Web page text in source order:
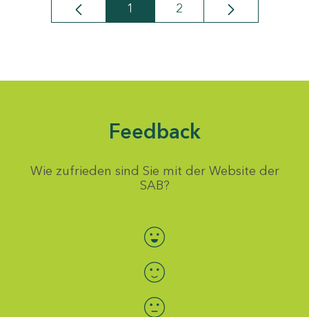
Seite
1 Seite
2
Feedback
Wie zufrieden sind Sie mit der Website der
SAB?
Bewertung auswählen